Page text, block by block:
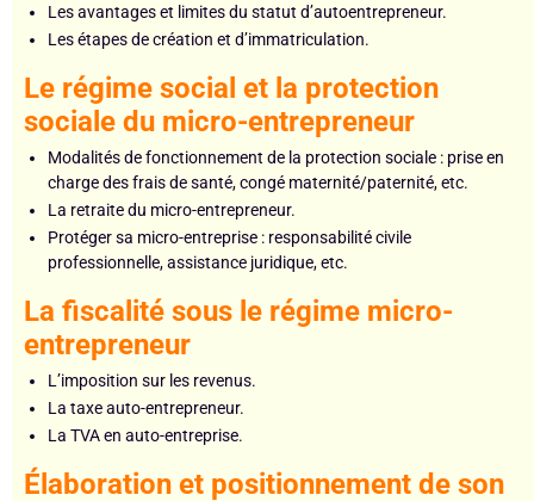
Les avantages et limites du statut d’autoentrepreneur.
Les étapes de création et d’immatriculation.
Le régime social et la protection
sociale du micro-entrepreneur
Modalités de fonctionnement de la protection sociale : prise en
charge des frais de santé, congé maternité/paternité, etc.
La retraite du micro-entrepreneur.
Protéger sa micro-entreprise : responsabilité civile
professionnelle, assistance juridique, etc.
La fiscalité sous le régime micro-
entrepreneur
L’imposition sur les revenus.
La taxe auto-entrepreneur.
La TVA en auto-entreprise.
Élaboration et positionnement de son